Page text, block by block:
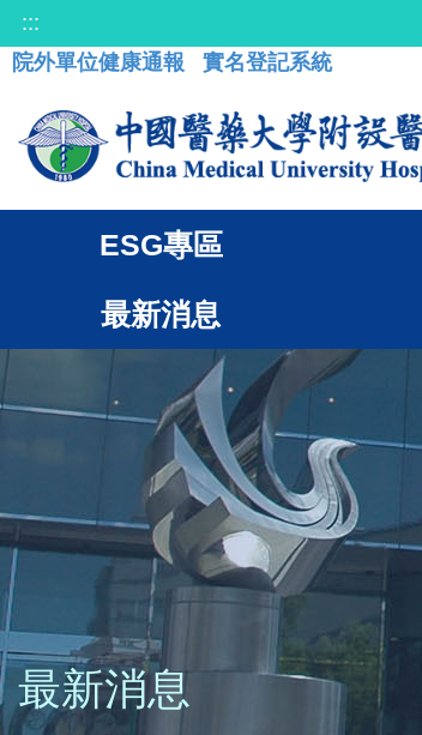
:::
院外單位健康通報
實名登記系統
ESG專區
最新消息
最新消息